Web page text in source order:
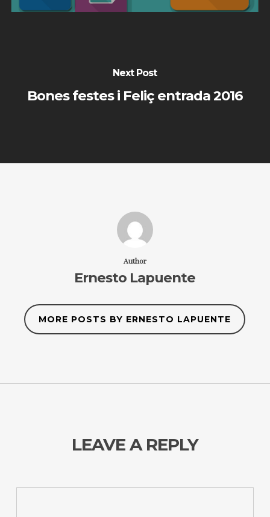
Next Post
Bones festes i Feliç entrada 2016
Author
Ernesto Lapuente
MORE POSTS BY ERNESTO LAPUENTE
LEAVE A REPLY